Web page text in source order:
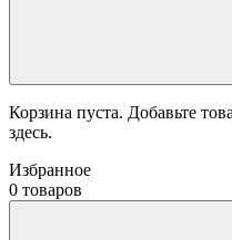
Корзина пуста. Добавьте
здесь.
Избранное
0 товаров